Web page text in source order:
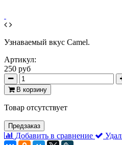
Узнаваемый вкус Camel.
Артикул:
250 руб
В корзину
Товар отсутствует
Предзаказ
Добавить в сравнение